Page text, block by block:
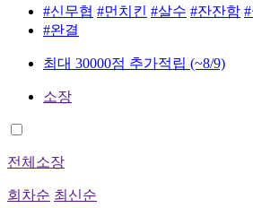
#신무협 #먼치킨 #살수 #잔잔함
#완결
최대 30000점 추가적립 (~8/9)
소장
전체소장
회차순 최신순